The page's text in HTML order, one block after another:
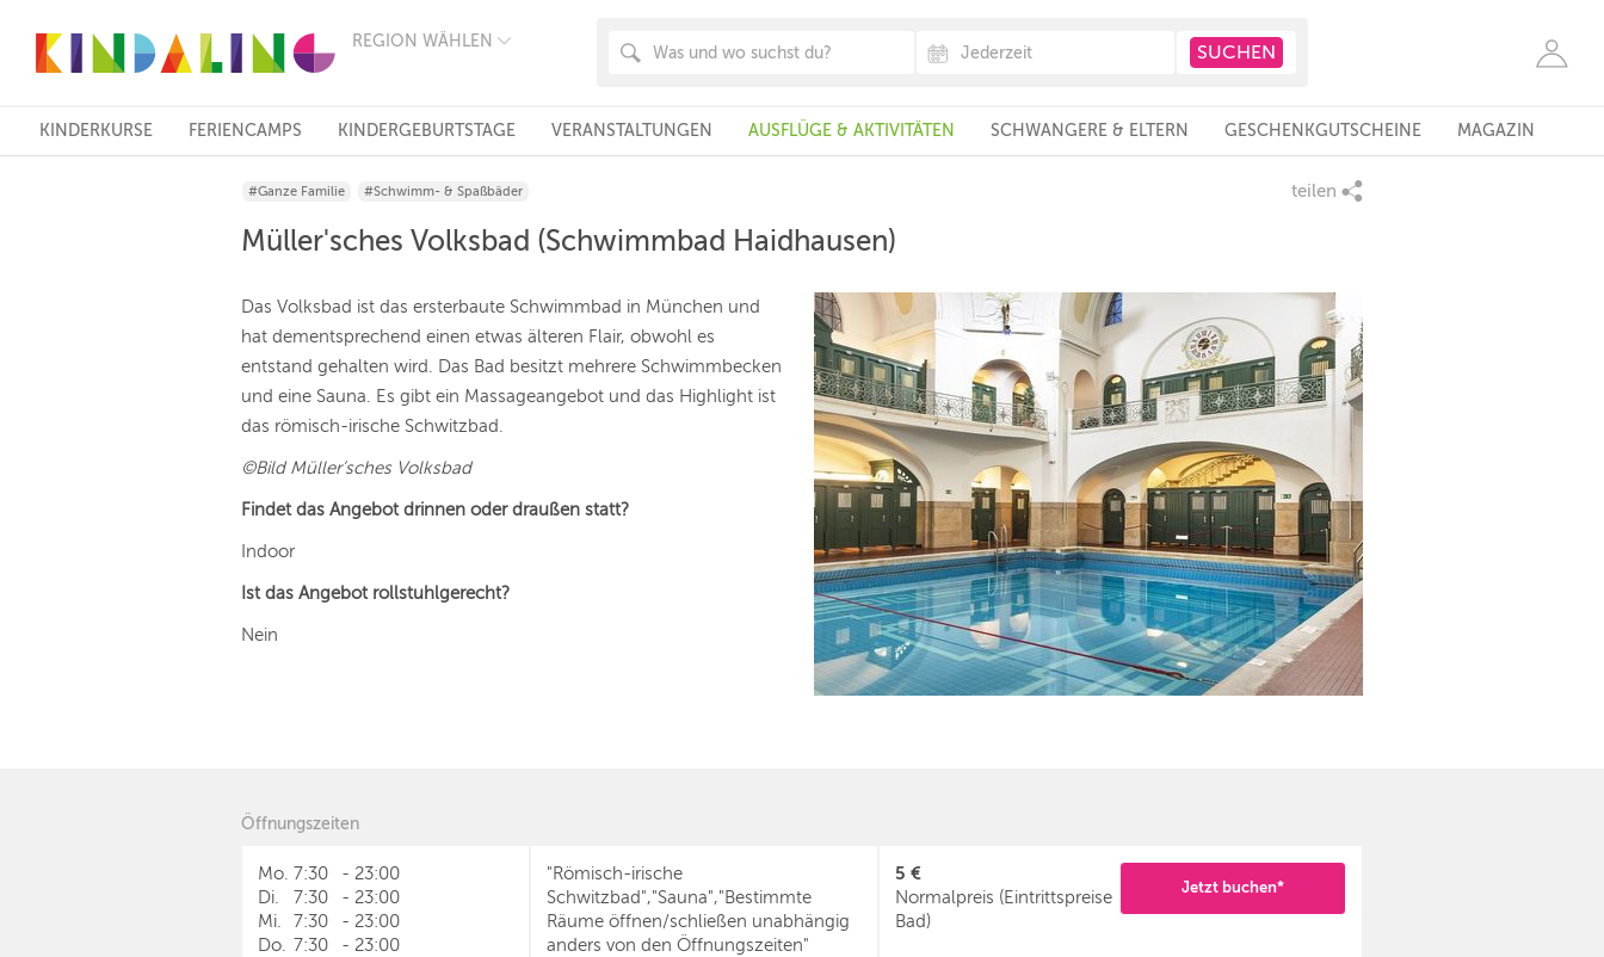
REGION WÄHLEN
FRANKFURT
KÖLN
STUTTGART
ESSEN
HANNOVER
DRESDEN
WIEN
ZÜRICH
ANDERE
REGIONEN
KINDERKURSE FERIENCAMPS KINDERGEBURTSTAGE VERANSTALTUNGEN AUSFLÜGE & AKTIVITÄTEN SCHWANGERE & ELTERN GESCHENKGUTSCHEINE MAGAZIN
#Ganze Familie #Schwimm- & Spaßbäder teilen
Müller'sches Volksbad (Schwimmbad Haidhausen)
Das Volksbad ist das ersterbaute Schwimmbad in München und
hat dementsprechend einen etwas älteren Flair, obwohl es
entstand gehalten wird. Das Bad besitzt mehrere Schwimmbecken
und eine Sauna. Es gibt ein Massageangebot und das Highlight ist
das römisch-irische Schwitzbad.
©Bild Müller’sches Volksbad
Findet das Angebot drinnen oder draußen statt?
Indoor
Ist das Angebot rollstuhlgerecht?
Nein
Öffnungszeiten
Mo. 7:30 - 23:00
Di.
7:30 - 23:00
Mi.
7:30 - 23:00
Do.
7:30 - 23:00
"Römisch-irische
Schwitzbad","Sauna","Bestimmte
Räume öffnen/schließen unabhängig
anders von den Öffnungszeiten"
5 €
Normalpreis (Eintrittspreise
Bad)
Jetzt buchen*